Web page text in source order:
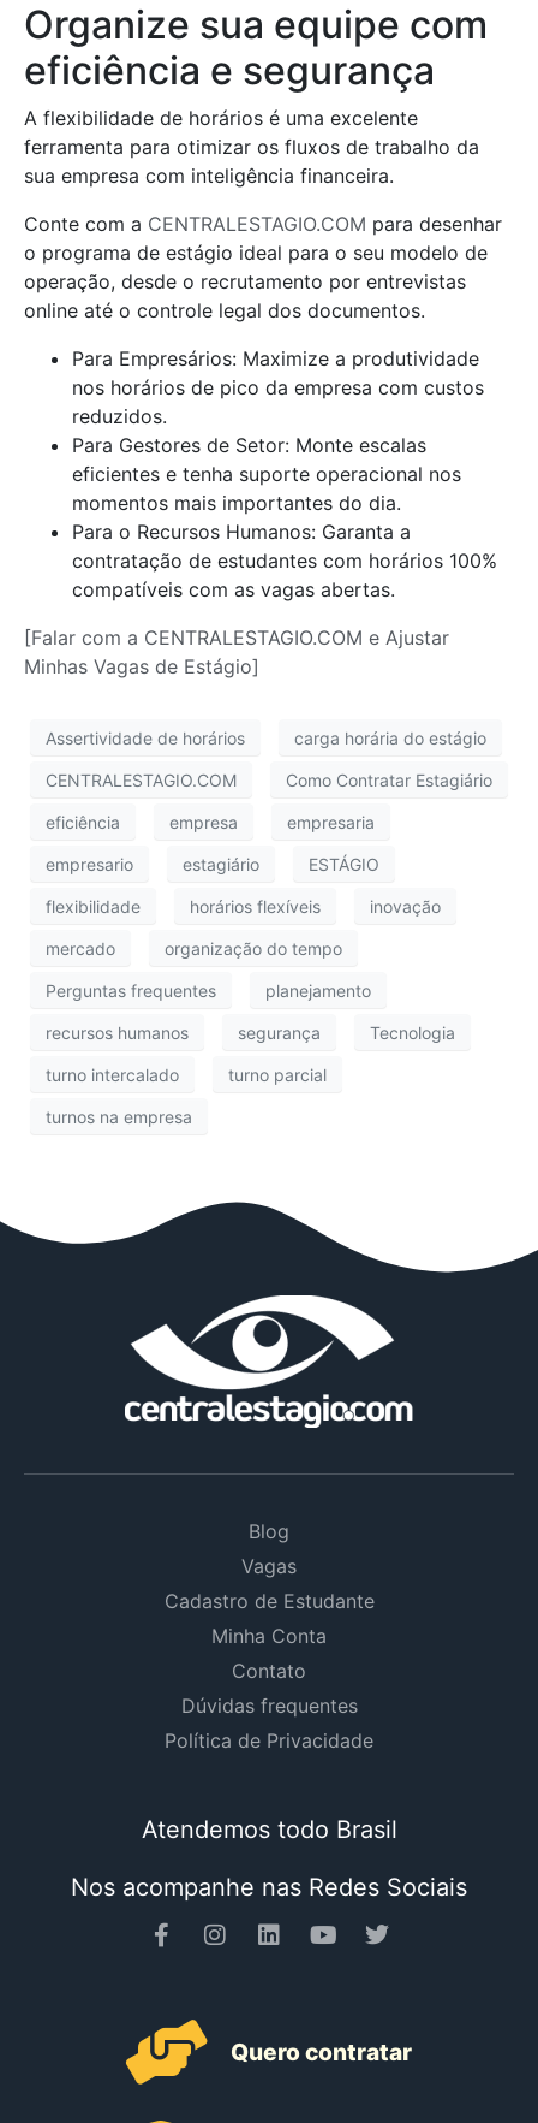
Organize sua equipe com
eficiência e segurança
A flexibilidade de horários é uma excelente
ferramenta para otimizar os fluxos de trabalho da
sua empresa com inteligência financeira.
Conte com a CENTRALESTAGIO.COM para desenhar
o programa de estágio ideal para o seu modelo de
operação, desde o recrutamento por entrevistas
online até o controle legal dos documentos.
Para Empresários: Maximize a produtividade
nos horários de pico da empresa com custos
reduzidos.
Para Gestores de Setor: Monte escalas
eficientes e tenha suporte operacional nos
momentos mais importantes do dia.
Para o Recursos Humanos: Garanta a
contratação de estudantes com horários 100%
compatíveis com as vagas abertas.
[Falar com a CENTRALESTAGIO.COM e Ajustar
Minhas Vagas de Estágio]
Assertividade de horários carga horária do estágio
CENTRALESTAGIO.COM Como Contratar Estagiário
eficiência empresa empresaria
empresario estagiário ESTÁGIO
flexibilidade horários flexíveis inovação
mercado organização do tempo
Perguntas frequentes planejamento
recursos humanos segurança Tecnologia
turno intercalado turno parcial
turnos na empresa
Blog
Vagas
Cadastro de Estudante
Minha Conta
Contato
Dúvidas frequentes
Política de Privacidade
Atendemos todo Brasil
Nos acompanhe nas Redes Sociais
Quero contratar